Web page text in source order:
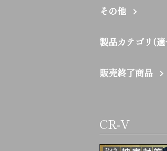
その他
製品カテゴリ(適
販売終了商品
CR-V